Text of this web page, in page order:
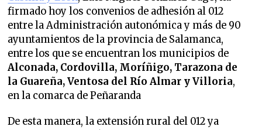
firmado hoy los convenios de adhesión al 012
entre la Administración autonómica y más de 90
ayuntamientos de la provincia de Salamanca,
entre los que se encuentran los municipios de
Alconada, Cordovilla, Moríñigo, Tarazona de
la Guareña, Ventosa del Río Almar y Villoria,
en la comarca de Peñaranda
De esta manera, la extensión rural del 012 ya